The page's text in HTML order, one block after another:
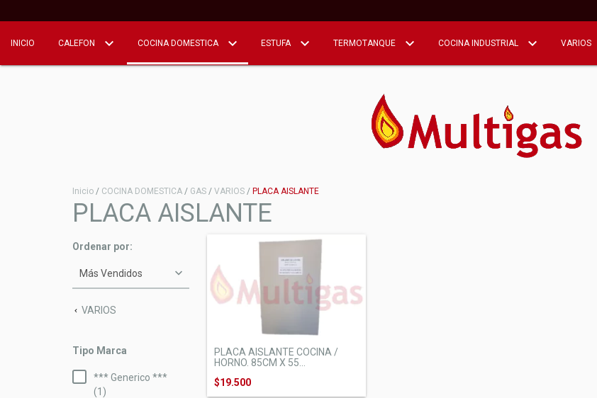
INICIO CALEFON COCINA DOMESTICA ESTUFA TERMOTANQUE COCINA INDUSTRIAL VARIOS
Inicio / COCINA DOMESTICA / GAS / VARIOS / PLACA AISLANTE
PLACA AISLANTE
Ordenar por:
VARIOS
Tipo Marca
*** Generico ***
(1)
PLACA AISLANTE COCINA /
HORNO. 85CM X 55...
$19.500